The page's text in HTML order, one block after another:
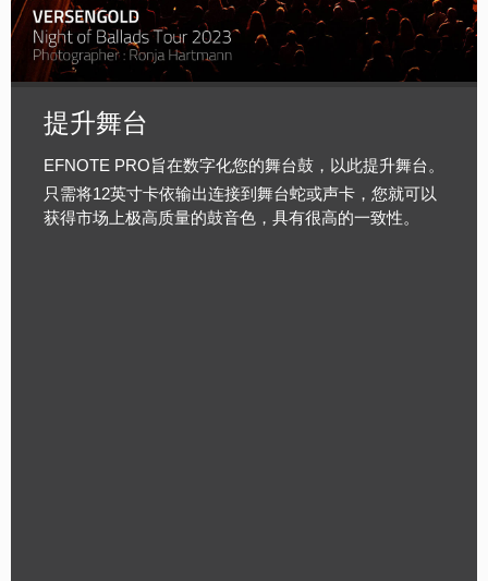
提升舞台
EFNOTE PRO旨在数字化您的舞台鼓，以此提升舞台。
只需将12英寸卡依输出连接到舞台蛇或声卡，您就可以
获得市场上极高质量的鼓音色，具有很高的一致性。